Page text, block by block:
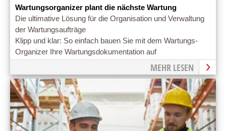
Wartungsorganizer plant die nächste Wartung
Die ultimative Lösung für die Organisation und Verwaltung
der Wartungsaufträge
Klipp und klar: So einfach bauen Sie mit dem Wartungs-
Organizer Ihre Wartungsdokumentation auf
MEHR LESEN